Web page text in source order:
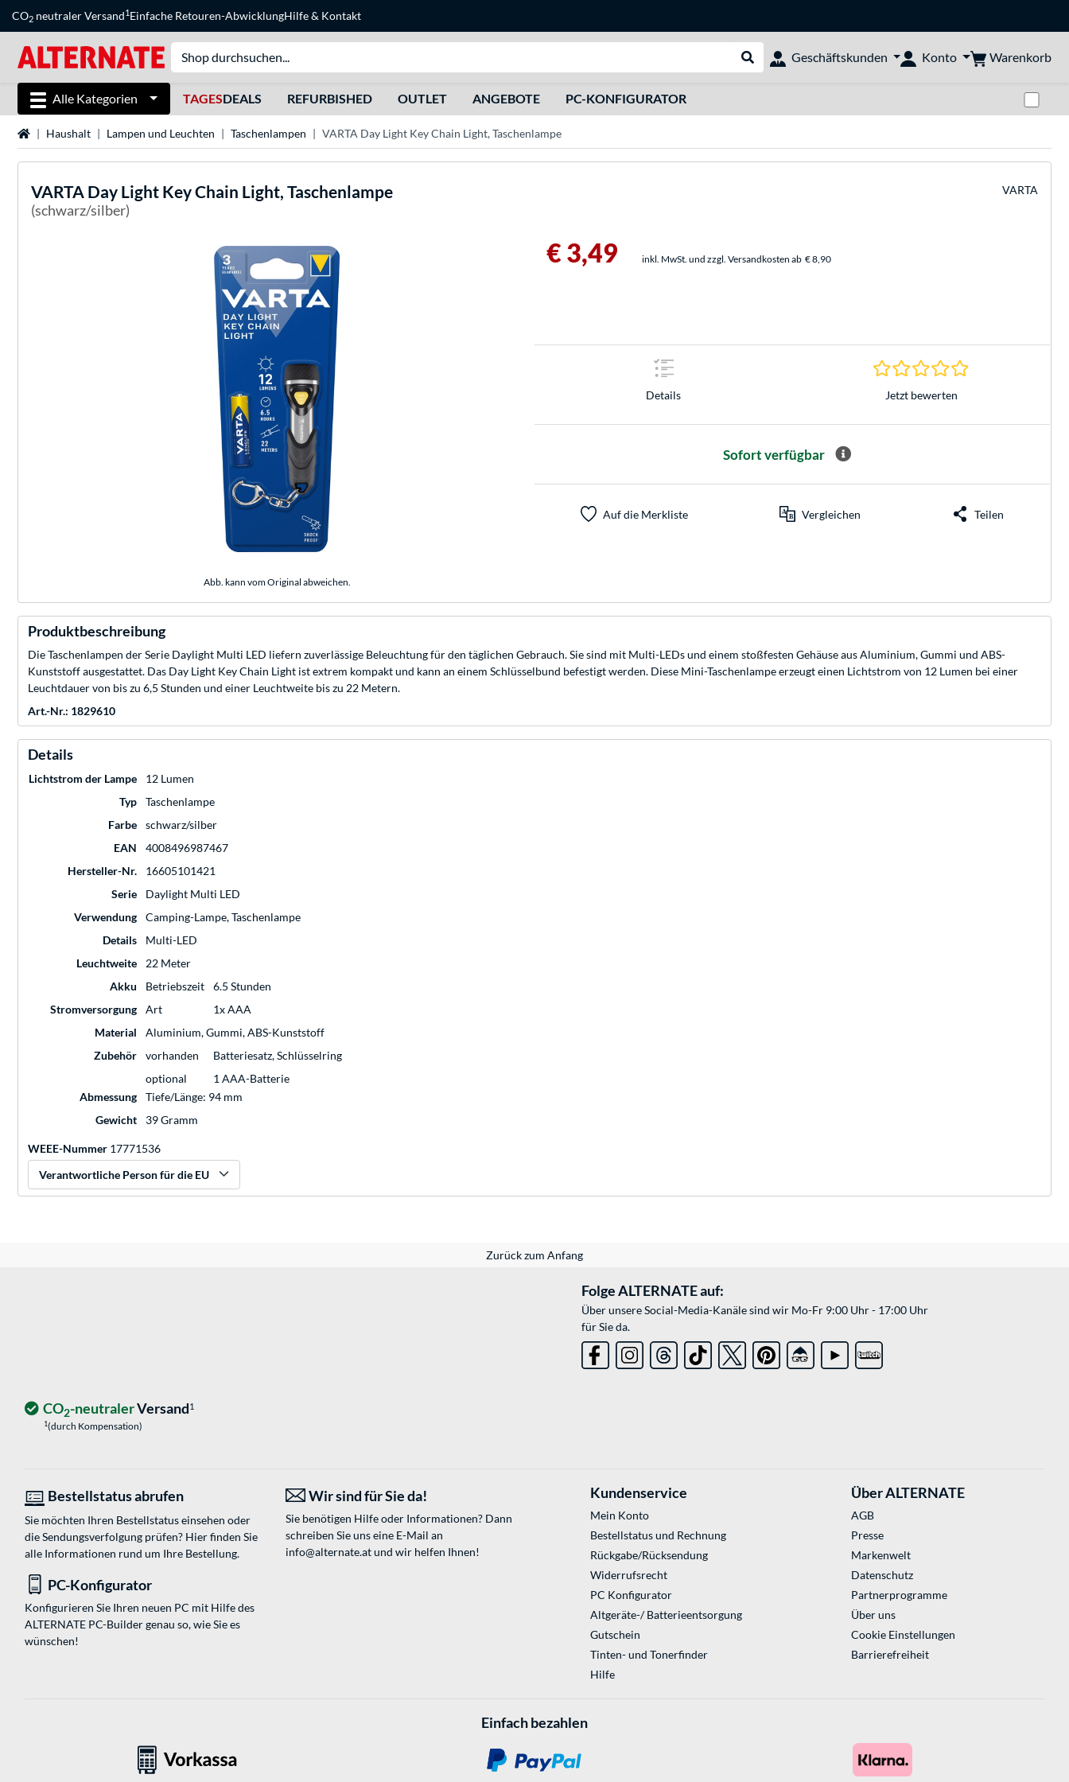
CO2 neutraler Versand1Einfache Retouren-AbwicklungHilfe& Kontakt
Suche durchführen
Geschäftskunden Konto Warenkorb
Alle Kategorien TAGESDEALS REFURBISHED OUTLET ANGEBOTE PC-KONFIGURATOR
StartseiteHaushalt Lampen und Leuchten Taschenlampen VARTA Day Light Key Chain Light, Taschenlampe
VARTA Day Light Key Chain Light, Taschenlampe
(schwarz/silber)
VARTA
Abb. kann vom Original abweichen.
€ 3,49 inkl. MwSt. und zzgl. Versandkosten ab € 8,90
Details
0.0 Sterne bei 0
Jetzt bewerten
Sofort verfügbar
Auf die Merkliste Vergleichen Teilen
Produktbeschreibung
Die Taschenlampen der Serie Daylight Multi LED liefern zuverlässige Beleuchtung für den täglichen Gebrauch. Sie sind mit Multi-LEDs und einem stoßfesten Gehäuse aus Aluminium, Gummi und ABS-
Kunststoff ausgestattet. Das Day Light Key Chain Light ist extrem kompakt und kann an einem Schlüsselbund befestigt werden. Diese Mini-Taschenlampe erzeugt einen Lichtstrom von 12 Lumen bei einer
Leuchtdauer von bis zu 6,5 Stunden und einer Leuchtweite bis zu 22 Metern.
Art.-Nr.: 1829610
Details
Lichtstrom der Lampe
12 Lumen
Typ
Taschenlampe
Farbe
schwarz/silber
EAN
4008496987467
Hersteller-Nr.
16605101421
Serie
Daylight Multi LED
Verwendung
Camping-Lampe, Taschenlampe
Details
Multi-LED
Leuchtweite
22 Meter
Akku
Betriebszeit
6.5 Stunden
Stromversorgung
Art
1x AAA
Material
Aluminium, Gummi, ABS-Kunststoff
Zubehör
vorhanden
Batteriesatz, Schlüsselring
optional
1 AAA-Batterie
Abmessung
Tiefe/Länge: 94 mm
Gewicht
39 Gramm
WEEE-Nummer 17771536
Verantwortliche Person für die EU
Zurück zum Anfang
Folge ALTERNATE auf:
Über unsere Social-Media-Kanäle sind wir Mo-Fr 9:00 Uhr - 17:00 Uhr
für Sie da.
CO2-neutralerVersand1
1(durch Kompensation)
Bestellstatus abrufen
Sie möchten Ihren Bestellstatus einsehen oder
die Sendungsverfolgung prüfen? Hier finden Sie
alle Informationen rund um Ihre Bestellung.
Wir sind für Sie da!
Sie benötigen Hilfe oder Informationen? Dann
schreiben Sie uns eine E-Mail an
info@alternate.atund wir helfen Ihnen!
PC-Konfigurator
Konfigurieren Sie Ihren neuen PC mit Hilfe des
ALTERNATE PC-Builder genau so, wie Sie es
wünschen!
Kundenservice
Mein Konto
Bestellstatus und Rechnung
Rückgabe/Rücksendung
Widerrufsrecht
PC Konfigurator
Altgeräte-/ Batterieentsorgung
Gutschein
Tinten- und Tonerfinder
Hilfe
Über ALTERNATE
AGB
Presse
Markenwelt
Datenschutz
Partnerprogramme
Über uns
Cookie Einstellungen
Barrierefreiheit
Einfach bezahlen